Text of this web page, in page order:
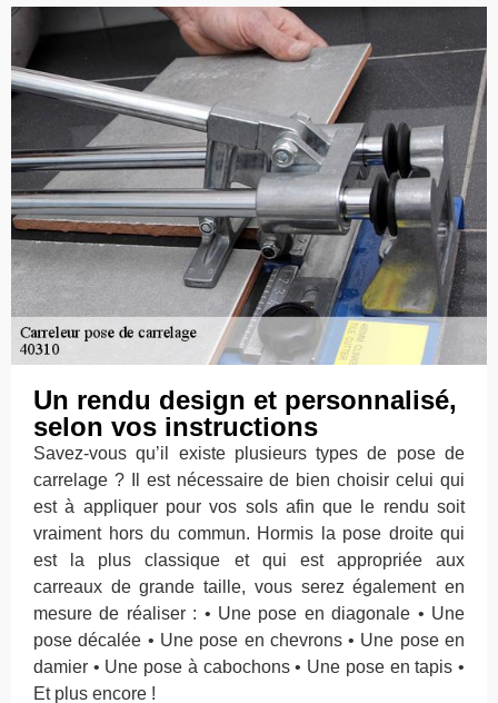
Un rendu design et personnalisé,
selon vos instructions
Savez-vous qu’il existe plusieurs types de pose de
carrelage ? Il est nécessaire de bien choisir celui qui
est à appliquer pour vos sols afin que le rendu soit
vraiment hors du commun. Hormis la pose droite qui
est la plus classique et qui est appropriée aux
carreaux de grande taille, vous serez également en
mesure de réaliser : • Une pose en diagonale • Une
pose décalée • Une pose en chevrons • Une pose en
damier • Une pose à cabochons • Une pose en tapis •
Et plus encore !